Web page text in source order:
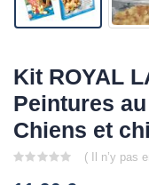
Kit ROYAL
Peintures
Chiens et
( Il n’y pas